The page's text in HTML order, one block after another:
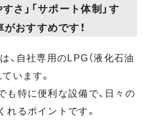
さ」「サポート体制」す
おすすめです！
、自社専用のLPG（液化石油
います。
も特に便利な設備で、日々の
るポイントです。